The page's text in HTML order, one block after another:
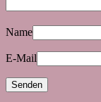
Name
E-Mail